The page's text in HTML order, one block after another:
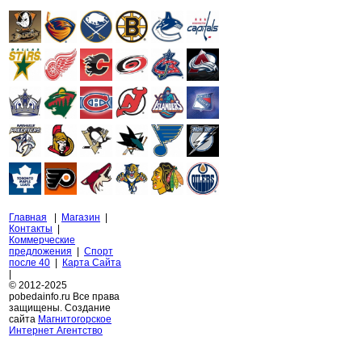
Главная | Магазин |
Контакты |
Коммерческие
предложения | Спорт
после 40 | Карта Сайта
|
© 2012-2025
pobedainfo.ru Все права
защищены. Создание
сайта Магнитогорское
Интернет Агентство